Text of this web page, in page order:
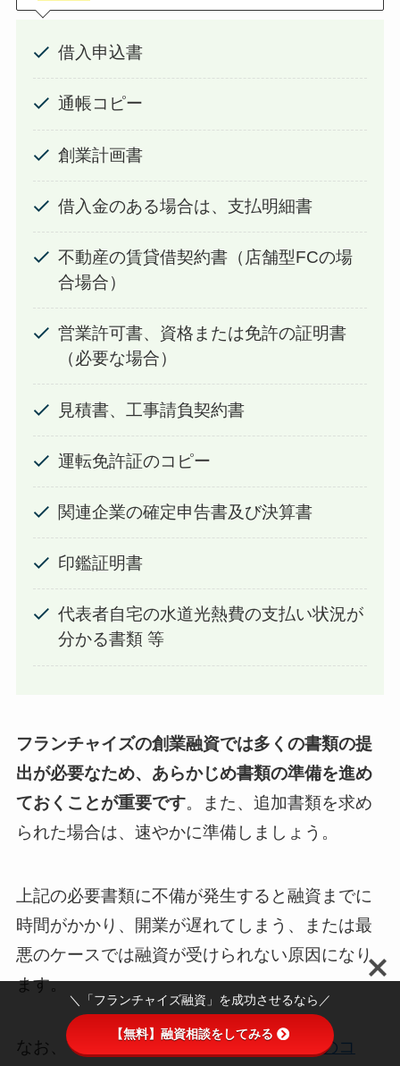
借入申込書
通帳コピー
創業計画書
借入金のある場合は、支払明細書
不動産の賃貸借契約書（店舗型FCの場
合場合）
営業許可書、資格または免許の証明書
（必要な場合）
見積書、工事請負契約書
運転免許証のコピー
関連企業の確定申告書及び決算書
印鑑証明書
代表者自宅の水道光熱費の支払い状況が
分かる書類 等
フランチャイズの創業融資では多くの書類の提
出が必要なため、あらかじめ書類の準備を進め
ておくことが重要です。また、追加書類を求め
られた場合は、速やかに準備しましょう。
上記の必要書類に不備が発生すると融資までに
時間がかかり、開業が遅れてしまう、または最
悪のケースでは融資が受けられない原因になり
ます。
なお、「 創業融資の審査に通過するためのコ
＼「フランチャイズ融資」を成功させるなら／
【無料】融資相談をしてみる